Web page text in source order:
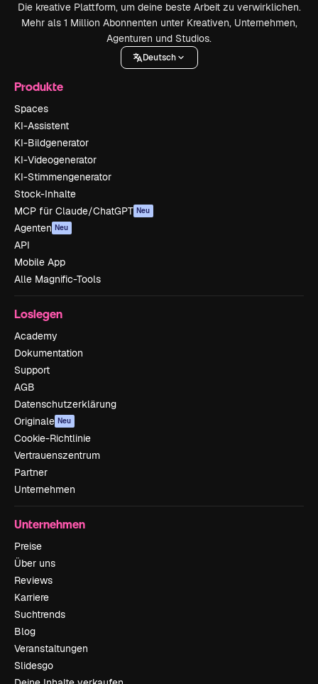
Die kreative Plattform, um deine beste Arbeit zu verwirklichen.
Mehr als 1 Million Abonnenten unter Kreativen, Unternehmen,
Agenturen und Studios.
Deutsch
Produkte
Spaces
KI-Assistent
KI-Bildgenerator
KI-Videogenerator
KI-Stimmengenerator
Stock-Inhalte
MCP für Claude/ChatGPT Neu
Agenten Neu
API
Mobile App
Alle Magnific-Tools
Loslegen
Academy
Dokumentation
Support
AGB
Datenschutzerklärung
Originale Neu
Cookie-Richtlinie
Vertrauenszentrum
Partner
Unternehmen
Unternehmen
Preise
Über uns
Reviews
Karriere
Suchtrends
Blog
Veranstaltungen
Slidesgo